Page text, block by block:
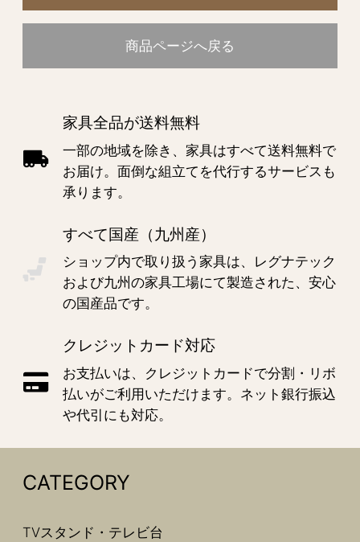
商品ページへ戻る
家具全品が送料無料
一部の地域を除き、家具はすべて送料無料で
お届け。面倒な組立てを代行するサービスも
承ります。
すべて国産（九州産）
ショップ内で取り扱う家具は、レグナテック
および九州の家具工場にて製造された、安心
の国産品です。
クレジットカード対応
お支払いは、クレジットカードで分割・リボ
払いがご利用いただけます。ネット銀行振込
や代引にも対応。
CATEGORY
TVスタンド・テレビ台